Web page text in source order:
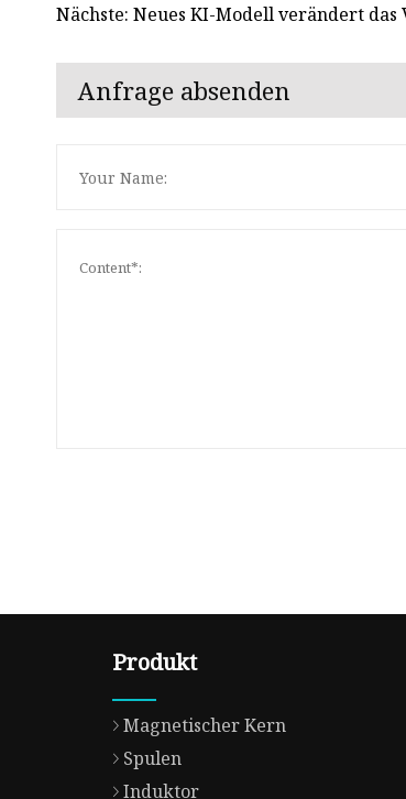
Nächste: Neues KI-Modell verändert
Anfrage absenden
Produkt
Magnetischer Kern
Spulen
Induktor